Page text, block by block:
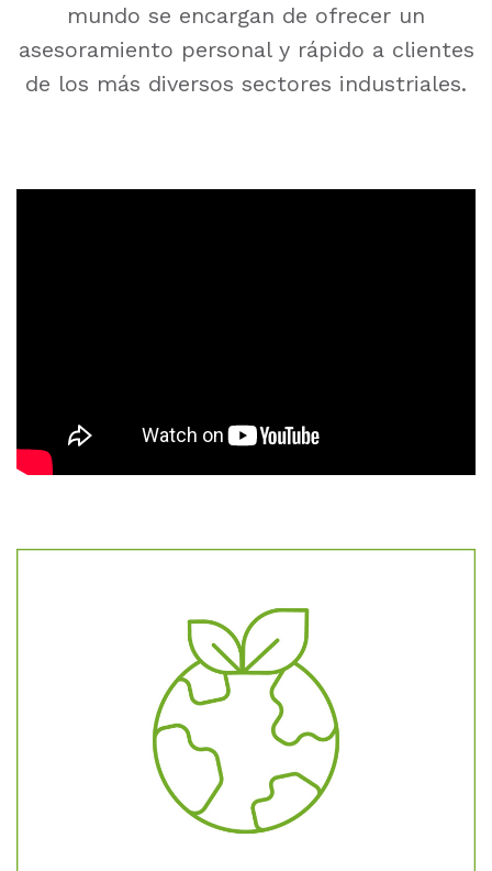
mundo se encargan de ofrecer un
asesoramiento personal y rápido a clientes
de los más diversos sectores industriales.